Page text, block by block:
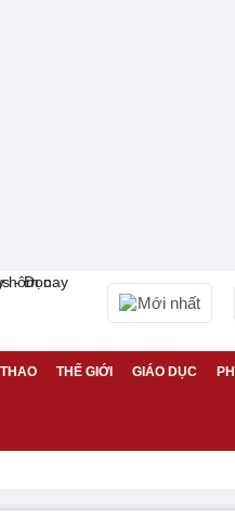
Mới nhất
THẾ GIỚI GIÁO DỤC